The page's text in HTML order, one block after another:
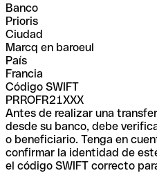
Banco
Prioris
Ciudad
Marcq en baroeul
País
Francia
Código SWIFT
PRROFR21XXX
Antes de realizar una
desde su banco, debe
o beneficiario. Tenga en
confirmar la identidad de
el código SWIFT correcto